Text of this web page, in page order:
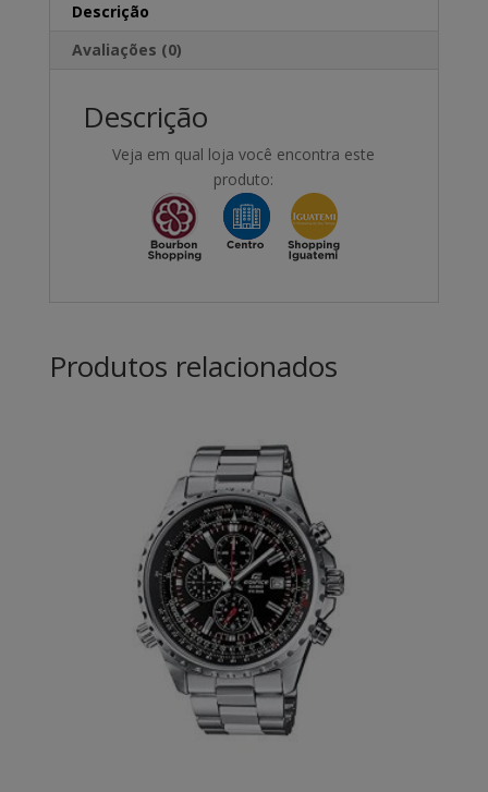
Descrição
Avaliações (0)
Descrição
Veja em qual loja você encontra este
produto:
Produtos relacionados